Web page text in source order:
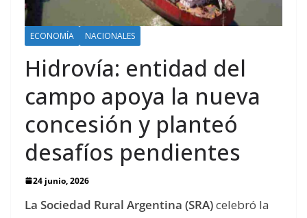
ECONOMÍA NACIONALES
Hidrovía: entidad del
campo apoya la nueva
concesión y planteó
desafíos pendientes
24 junio, 2026
La Sociedad Rural Argentina (SRA)celebró la